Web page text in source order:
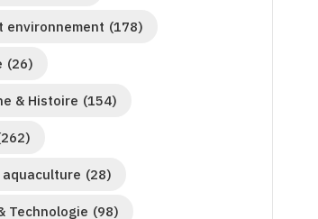
environnement (178)
(26)
& Histoire (154)
aquaculture (28)
Technologie (98)